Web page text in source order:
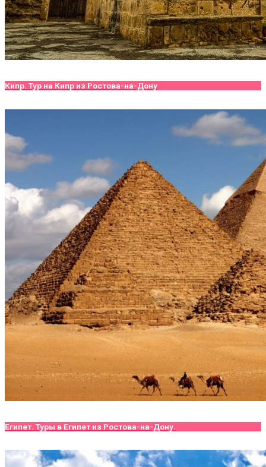
Кипр. Тур на Кипр из Ростова-на-Дону
Египет. Туры в Египет из Ростова-на-Дону.